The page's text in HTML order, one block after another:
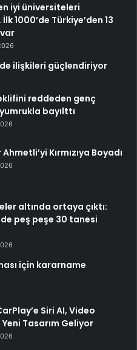
iyi üniversiteleri
1000’de Türkiye’den 13
ilişkileri güçlendiriyor
reddeden genç
bayılttı
Kırmızıya Boyadı
altında ortaya çıktı:
peş peşe 30 tanesi
için kararname
Siri AI, Video
Tasarım Geliyor